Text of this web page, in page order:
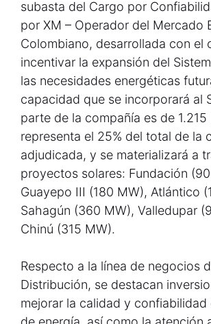
subasta del Cargo por
por XM – Operador del Mercado
Colombiano, desarrollada con el
incentivar la expansión del
las necesidades energéticas
capacidad que se incorporará al
parte de la compañía es de 1.215
representa el 25% del total de la
adjudicada, y se materializará a
proyectos solares: Fundación
Guayepo III (180 MW), Atlántico
Sahagún (360 MW), Valledupar
Chinú (315 MW).
Respecto a la línea de negocios
Distribución, se destacan
mejorar la calidad y confiabilidad